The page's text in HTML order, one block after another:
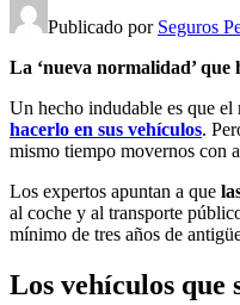
Publicado por Seguros
La ‘nueva normalidad’
Un hecho indudable es que
hacerlo en sus vehículos.
mismo tiempo movernos con
Los expertos apuntan a que
al coche y al transporte
mínimo de tres años de
Los vehículos que